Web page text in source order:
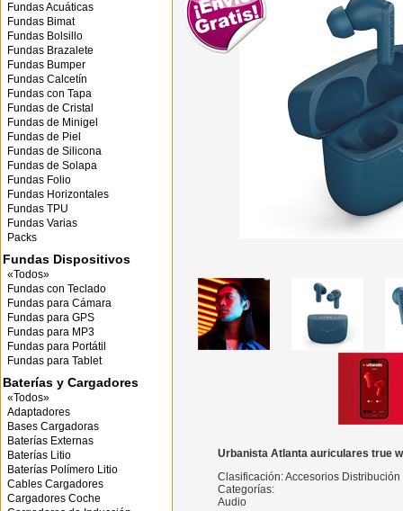
Fundas Acuáticas
Fundas Bimat
Fundas Bolsillo
Fundas Brazalete
Fundas Bumper
Fundas Calcetín
Fundas con Tapa
Fundas de Cristal
Fundas de Minigel
Fundas de Piel
Fundas de Silicona
Fundas de Solapa
Fundas Folio
Fundas Horizontales
Fundas TPU
Fundas Varias
Packs
Fundas Dispositivos
«Todos»
Fundas con Teclado
Fundas para Cámara
Fundas para GPS
Fundas para MP3
Fundas para Portátil
Fundas para Tablet
Baterías y Cargadores
«Todos»
Adaptadores
Bases Cargadoras
Baterías Externas
Baterías Litio
Baterías Polímero Litio
Cables Cargadores
Cargadores Coche
Urbanista Atlanta auriculares true
Clasificación: Accesorios Distribución
Categorías:
Audio